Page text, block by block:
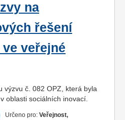
na
řešení
veřejné
výzvu č. 082 OPZ, která byla
oblasti sociálních inovací.
Určeno pro: Veřejnost,